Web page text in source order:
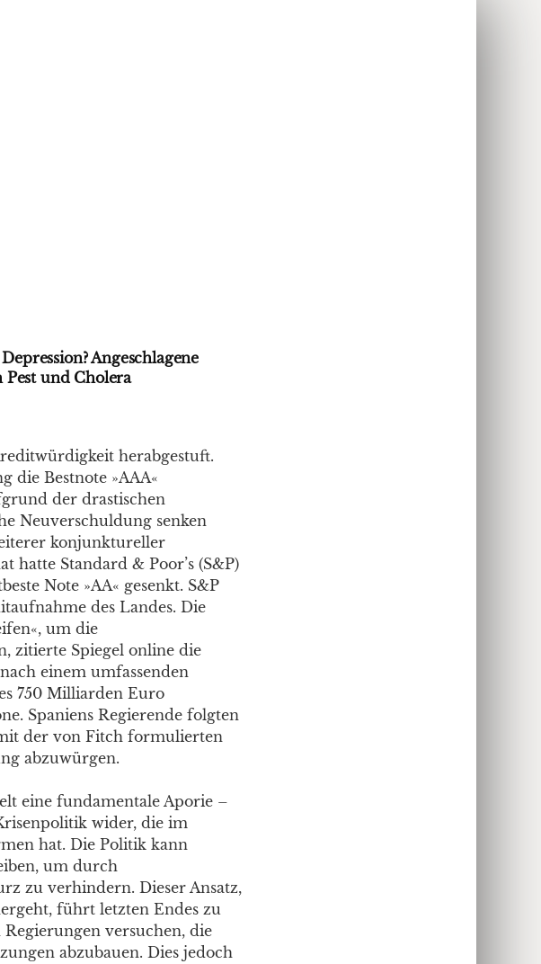
Angeschlagene
Pest und Cholera
herabgestuft.
die Bestnote »AAA«
der drastischen
Neuverschuldung senken
konjunktureller
hatte Standard & Poor’s (S&P)
Note »AA« gesenkt. S&P
des Landes. Die
um die
zitierte Spiegel online die
einem umfassenden
750 Milliarden Euro
Spaniens Regierende folgten
der von Fitch formulierten
abzuwürgen.
eine fundamentale Aporie –
wider, die im
hat. Die Politik kann
um durch
zu verhindern. Dieser Ansatz,
führt letzten Endes zu
versuchen, die
abzubauen. Dies jedoch